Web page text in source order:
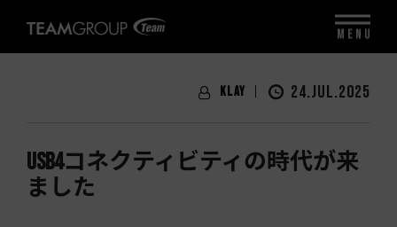
Klay 24.JUL.2025
USB4コネクティビティの時代が来
ました
MENU